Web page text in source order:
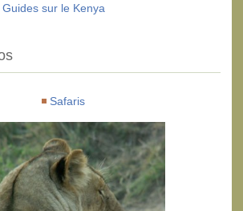
Guides sur le Kenya
Safaris